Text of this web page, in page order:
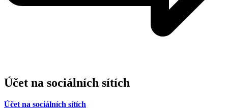
Účet na sociálních sítích
Účet na sociálních sítích